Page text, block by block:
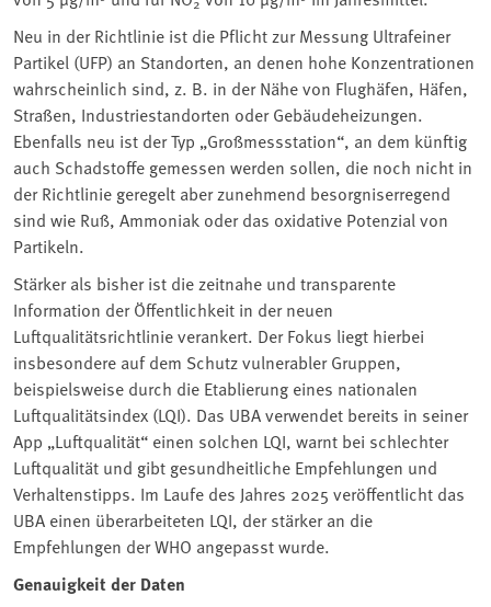
Neu in der Richtlinie ist die Pflicht zur Messung Ultrafeiner
Partikel (UFP) an Standorten, an denen hohe Konzentrationen
wahrscheinlich sind, z. B. in der Nähe von Flughäfen, Häfen,
Straßen, Industriestandorten oder Gebäudeheizungen.
Ebenfalls neu ist der Typ „Großmessstation“, an dem künftig
auch Schadstoffe gemessen werden sollen, die noch nicht in
der Richtlinie geregelt aber zunehmend besorgniserregend
sind wie Ruß, Ammoniak oder das oxidative Potenzial von
Partikeln.
Stärker als bisher ist die zeitnahe und transparente
Information der Öffentlichkeit in der neuen
Luftqualitätsrichtlinie verankert. Der Fokus liegt hierbei
insbesondere auf dem Schutz vulnerabler Gruppen,
beispielsweise durch die Etablierung eines nationalen
Luftqualitätsindex (LQI). Das UBA verwendet bereits in seiner
App „Luftqualität“ einen solchen LQI, warnt bei schlechter
Luftqualität und gibt gesundheitliche Empfehlungen und
Verhaltenstipps. Im Laufe des Jahres 2025 veröffentlicht das
UBA einen überarbeiteten LQI, der stärker an die
Empfehlungen der WHO angepasst wurde.
Genauigkeit der Daten